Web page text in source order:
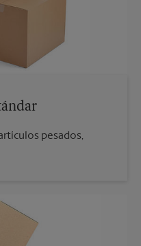
pesados,